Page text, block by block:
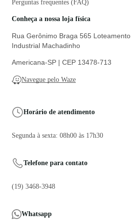
Perguntas frequentes (FAQ)
Conheça a nossa loja física
Rua Gerônimo Braga 565 Loteamento
Industrial Machadinho
Americana-SP | CEP 13478-713
Navegue pelo Waze
Horário de atendimento
Segunda à sexta: 08h00 às 17h30
Telefone para contato
(19) 3468-3948
Whatsapp